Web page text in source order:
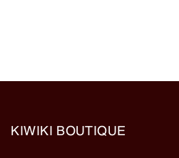
KIWIKI BOUTIQUE